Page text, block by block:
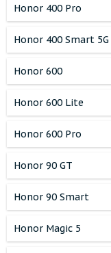
Honor 400 Pro
Honor 400 Smart 5G
Honor 600
Honor 600 Lite
Honor 600 Pro
Honor 90 GT
Honor 90 Smart
Honor Magic 5